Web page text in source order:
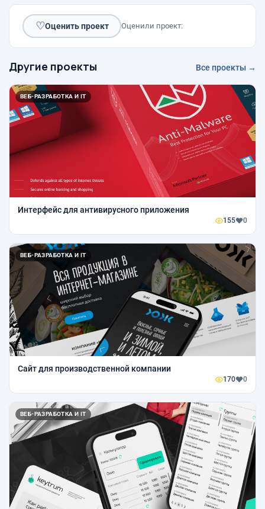
♡Оценить проект Оценили проект:
Другие проекты Все проекты →
ВЕБ-РАЗРАБОТКА И IT
Интерфейс для антивирусного приложения
155 0
ВЕБ-РАЗРАБОТКА И IT
Сайт для производственной компании
170 0
ВЕБ-РАЗРАБОТКА И IT